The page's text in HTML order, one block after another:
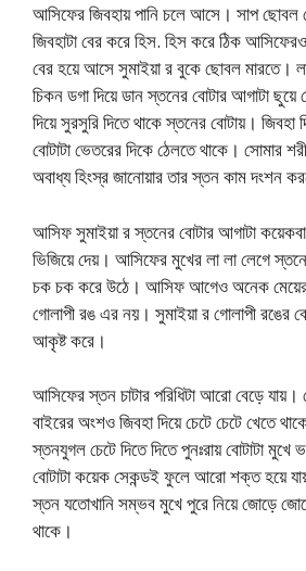
আসিফের জিবহায় পানি চলে আসে। সাপ ছোবল
জিবহাটা বের করে হিস. হিস করে ঠিক আসিফেরও
বের হয়ে আসে সুমাইয়া র বুকে ছোবল মারতে।
চিকন ডগা দিয়ে ডান স্তনের বোটার আগাটা
দিয়ে সুরসুরি দিতে থাকে স্তনের বোটায়। জিবহা
বোটাটা ভেতরের দিকে ঠেলতে থাকে। সোমার
অবাধ্য হিংস্র জানোয়ার তার স্তন কাম দংশন
আসিফ সুমাইয়া র স্তনের বোটার আগাটা
ভিজিয়ে দেয়। আসিফের মুখের লা লা লেগে
চক চক করে উঠে। আসিফ আগেও অনেক মেয়ের
গোলাপী রঙ এর নয়। সুমাইয়া র গোলাপী
আকৃষ্ট করে।
আসিফের স্তন চাটার পরিধিটা আরো বেড়ে যায়।
বাইরের অংশও জিবহা দিয়ে চেটে চেটে খেতে
স্তনযুগল চেটে দিতে দিতে পুনঃরায় বোটাটা
বোটাটা কয়েক সেকন্ডই ফুলে আরো শক্ত হয়ে
স্তন যতোখানি সম্ভব মুখে পুরে নিয়ে জোড়ে
থাকে।